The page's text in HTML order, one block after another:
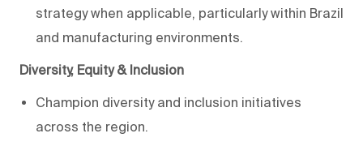
strategy when applicable, particularly within Brazil
and manufacturing environments.
Diversity, Equity & Inclusion
Champion diversity and inclusion initiatives
across the region.